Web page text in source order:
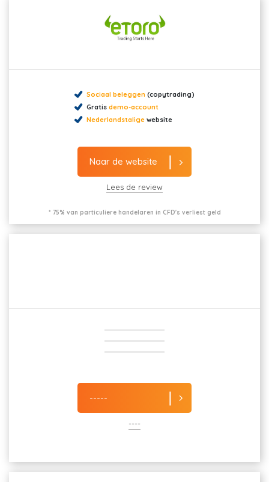
Sociaal beleggen (copytrading)
Gratis demo-account
Nederlandstalige website
Naar de website
Lees de review
* 75% van particuliere handelaren in CFD's verliest geld
-----
----